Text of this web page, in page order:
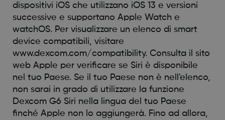
dispositivi iOS che utilizzano iOS 13 e versioni
successive e supportano Apple Watch e
watchOS. Per visualizzare un elenco di smart
device compatibili, visitare
www.dexcom.com/compatibility. Consulta il sito
web Apple per verificare se Siri è disponibile
nel tuo Paese. Se il tuo Paese non è nell'elenco,
non sarai in grado di utilizzare la funzione
Dexcom G6 Siri nella lingua del tuo Paese
finché Apple non lo aggiungerà. Fino ad allora,